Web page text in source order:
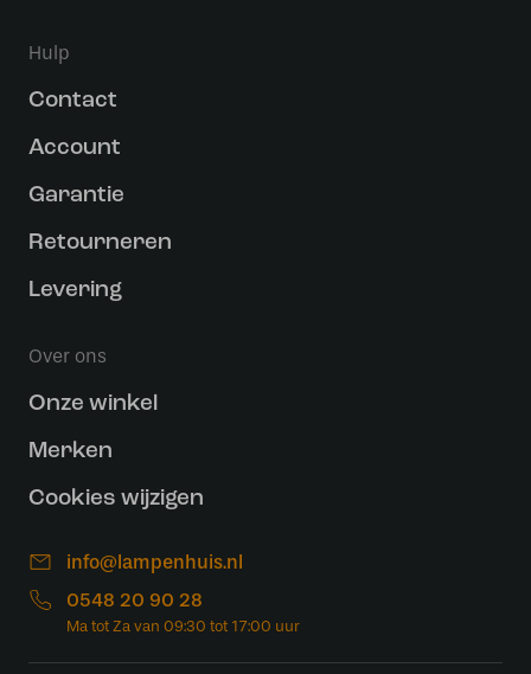
Hulp
Contact
Account
Garantie
Retourneren
Levering
Over ons
Onze winkel
Merken
Cookies wijzigen
info@lampenhuis.nl
0548 20 90 28